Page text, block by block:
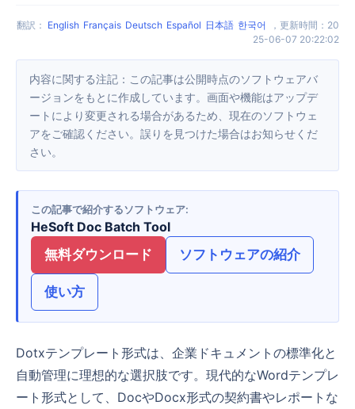
翻訳 ： English Français Deutsch Español 日本語 한국어 ， 更新時間 ： 20
25-06-07 20:22:02
内容に関する注記：この記事は公開時点のソフトウェアバ
ージョンをもとに作成しています。画面や機能はアップデ
ートにより変更される場合があるため、現在のソフトウェ
アをご確認ください。誤りを見つけた場合はお知らせくだ
さい。
この記事で紹介するソフトウェア
HeSoft Doc Batch Tool
無料ダウンロード
ソフトウェアの紹介
使い方
Dotxテンプレート形式は、企業ドキュメントの標準化と
自動管理に理想的な選択肢です。現代的なWordテンプレ
ート形式として、DocやDocx形式の契約書やレポートな